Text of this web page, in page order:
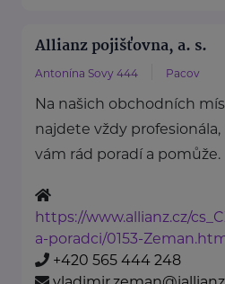
Allianz pojišťovna, a. s.
Antonína Sovy 444 Pacov
Na našich obchodních
najdete vždy
vám rád poradí a pomůže.
https://www.allianz.cz/
a-poradci/0153-
+420 565 444 248